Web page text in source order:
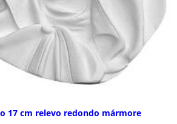
17 cm relevo redondo mármore